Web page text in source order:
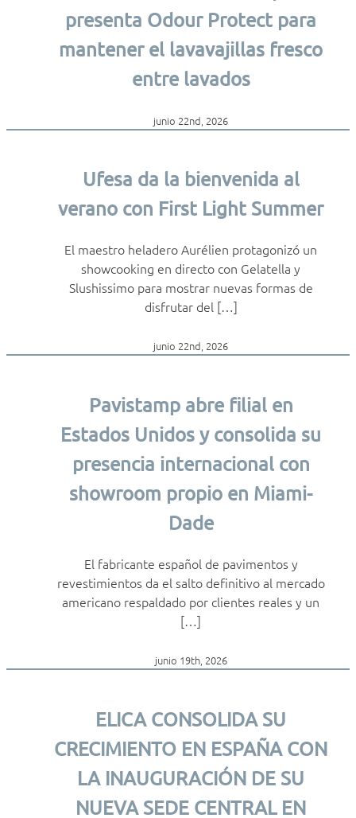
presenta Odour Protect para
mantener el lavavajillas fresco
entre lavados
junio 22nd, 2026
Ufesa da la bienvenida al
verano con First Light Summer
El maestro heladero Aurélien protagonizó un
showcooking en directo con Gelatella y
Slushissimo para mostrar nuevas formas de
disfrutar del […]
junio 22nd, 2026
Pavistamp abre filial en
Estados Unidos y consolida su
presencia internacional con
showroom propio en Miami-
Dade
El fabricante español de pavimentos y
revestimientos da el salto definitivo al mercado
americano respaldado por clientes reales y un
[…]
junio 19th, 2026
ELICA CONSOLIDA SU
CRECIMIENTO EN ESPAÑA CON
LA INAUGURACIÓN DE SU
NUEVA SEDE CENTRAL EN